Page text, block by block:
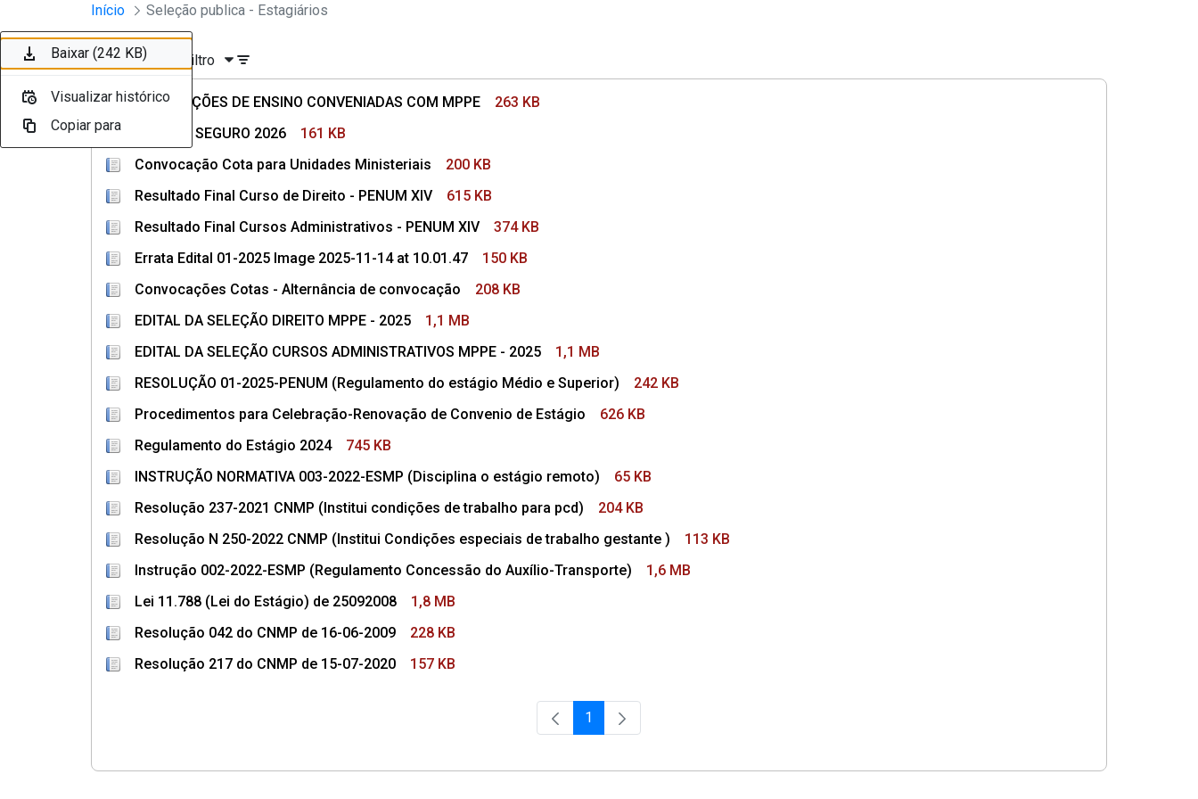
Pular para o Conteúdo principal
Divisão Minima - Escola Superior
Início Seleção publica - Estagiários
Ordenar Filtro
INSTITUIÇÕES DE ENSINO CONVENIADAS COM MPPE
263 KB
APÓLICE SEGURO 2026
161 KB
Convocação Cota para Unidades Ministeriais
200 KB
Resultado Final Curso de Direito - PENUM XIV
615 KB
Resultado Final Cursos Administrativos - PENUM XIV
374 KB
Errata Edital 01-2025 Image 2025-11-14 at 10.01.47
150 KB
Convocações Cotas - Alternância de convocação
208 KB
EDITAL DA SELEÇÃO DIREITO MPPE - 2025
1,1 MB
EDITAL DA SELEÇÃO CURSOS ADMINISTRATIVOS MPPE - 2025
1,1 MB
RESOLUÇÃO 01-2025-PENUM (Regulamento do estágio Médio e Superior)
242 KB
Procedimentos para Celebração-Renovação de Convenio de Estágio
626 KB
Regulamento do Estágio 2024
745 KB
INSTRUÇÃO NORMATIVA 003-2022-ESMP (Disciplina o estágio remoto)
65 KB
Resolução 237-2021 CNMP (Institui condições de trabalho para pcd)
204 KB
Resolução N 250-2022 CNMP (Institui Condições especiais de trabalho gestante )
113 KB
Instrução 002-2022-ESMP (Regulamento Concessão do Auxílio-Transporte)
1,6 MB
Lei 11.788 (Lei do Estágio) de 25092008
1,8 MB
Resolução 042 do CNMP de 16-06-2009
228 KB
Resolução 217 do CNMP de 15-07-2020
157 KB
Página
1
Baixar (263 KB)
Visualizar histórico
Copiar para
Baixar (161 KB)
Visualizar histórico
Copiar para
Baixar (200 KB)
Visualizar histórico
Copiar para
Baixar (615 KB)
Visualizar histórico
Copiar para
Baixar (374 KB)
Visualizar histórico
Copiar para
Baixar (150 KB)
Visualizar histórico
Copiar para
Baixar (208 KB)
Visualizar histórico
Copiar para
Baixar (1,1 MB)
Visualizar histórico
Copiar para
Baixar (1,1 MB)
Visualizar histórico
Copiar para
Baixar (242 KB)
Visualizar histórico
Copiar para